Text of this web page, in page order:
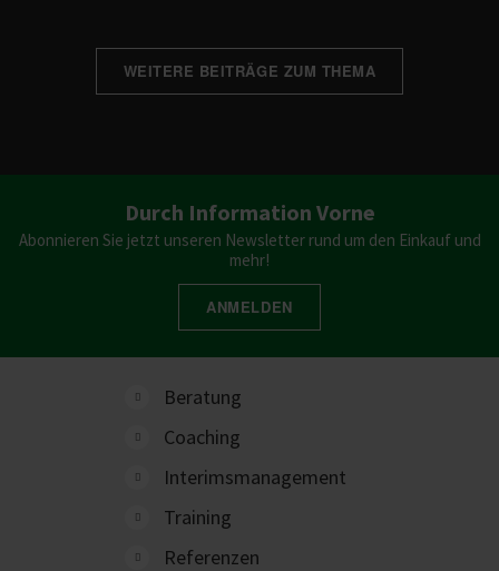
WEITERE BEITRÄGE ZUM THEMA
Durch Information Vorne
Abonnieren Sie jetzt unseren Newsletter rund um den Einkauf und
mehr!
ANMELDEN
Beratung
Coaching
Interimsmanagement
Training
Referenzen